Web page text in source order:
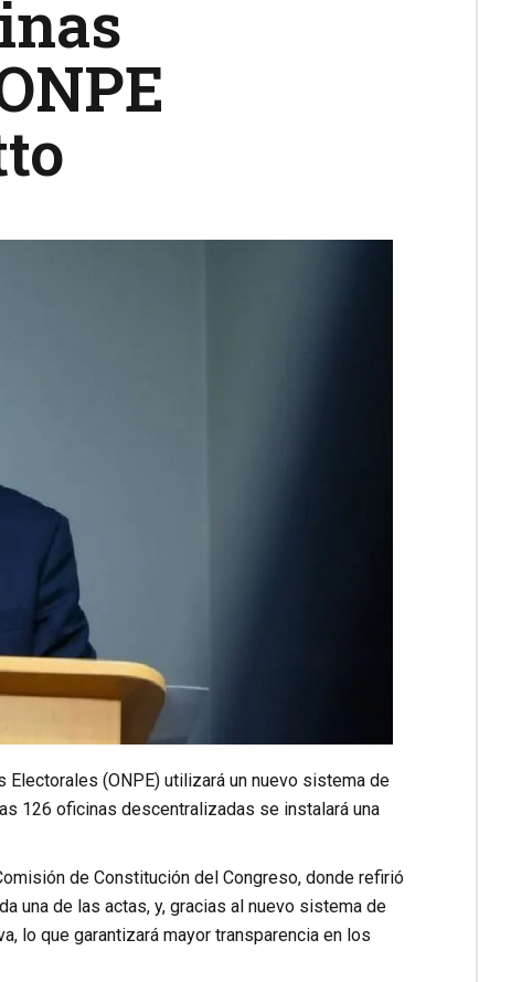
(ONPE) utilizará un nuevo sistema de
126 oficinas descentralizadas se instalará una
de Constitución del Congreso, donde refirió
una de las actas, y, gracias al nuevo sistema de
lo que garantizará mayor transparencia en los